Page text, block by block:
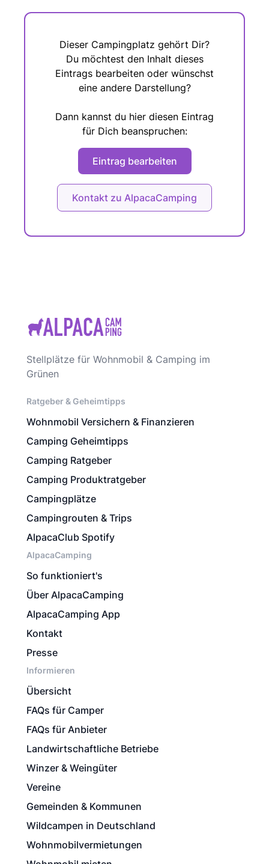
Dieser Campingplatz gehört Dir?
Du möchtest den Inhalt dieses
Eintrags bearbeiten oder wünschst
eine andere Darstellung?
Dann kannst du hier diesen Eintrag
für Dich beanspruchen:
Eintrag bearbeiten
Kontakt zu AlpacaCamping
Stellplätze für Wohnmobil & Camping im
Grünen
Ratgeber & Geheimtipps
Wohnmobil Versichern & Finanzieren
Camping Geheimtipps
Camping Ratgeber
Camping Produktratgeber
Campingplätze
Campingrouten & Trips
AlpacaClub Spotify
AlpacaCamping
So funktioniert's
Über AlpacaCamping
AlpacaCamping App
Kontakt
Presse
Informieren
Übersicht
FAQs für Camper
FAQs für Anbieter
Landwirtschaftliche Betriebe
Winzer & Weingüter
Vereine
Gemeinden & Kommunen
Wildcampen in Deutschland
Wohnmobilvermietungen